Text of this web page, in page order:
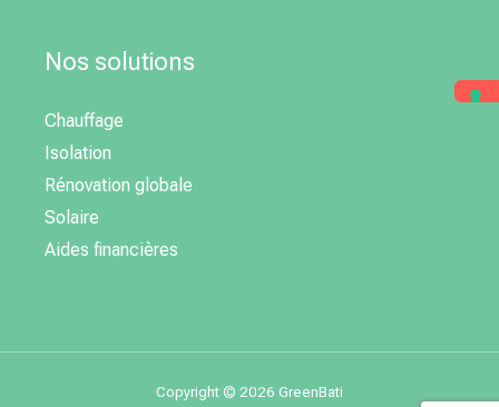
Nos solutions
Chauffage
Isolation
Rénovation globale
Solaire
Aides financières
Copyright © 2026 GreenBati